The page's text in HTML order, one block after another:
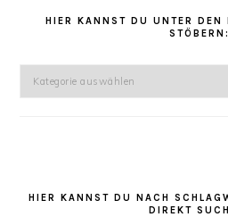
HIER KANNST DU UNTER DEN
STÖBERN:
Kategorien
HIER KANNST DU NACH
DIREKT